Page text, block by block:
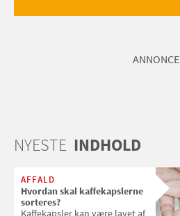
ANNONCE
NYESTE INDHOLD
AFFALD
Hvordan skal kaffekapslerne
sorteres?
Kaffekapsler kan være lavet af